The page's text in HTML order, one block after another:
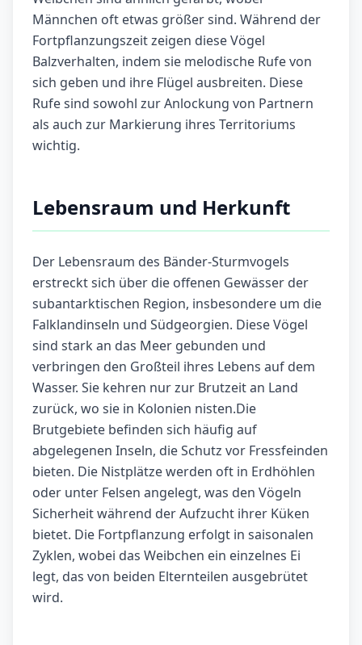
Männchen oft etwas größer sind. Während der
Fortpflanzungszeit zeigen diese Vögel
Balzverhalten, indem sie melodische Rufe von
sich geben und ihre Flügel ausbreiten. Diese
Rufe sind sowohl zur Anlockung von Partnern
als auch zur Markierung ihres Territoriums
wichtig.
Lebensraum und Herkunft
Der Lebensraum des Bänder-Sturmvogels
erstreckt sich über die offenen Gewässer der
subantarktischen Region, insbesondere um die
Falklandinseln und Südgeorgien. Diese Vögel
sind stark an das Meer gebunden und
verbringen den Großteil ihres Lebens auf dem
Wasser. Sie kehren nur zur Brutzeit an Land
zurück, wo sie in Kolonien nisten.Die
Brutgebiete befinden sich häufig auf
abgelegenen Inseln, die Schutz vor Fressfeinden
bieten. Die Nistplätze werden oft in Erdhöhlen
oder unter Felsen angelegt, was den Vögeln
Sicherheit während der Aufzucht ihrer Küken
bietet. Die Fortpflanzung erfolgt in saisonalen
Zyklen, wobei das Weibchen ein einzelnes Ei
legt, das von beiden Elternteilen ausgebrütet
wird.